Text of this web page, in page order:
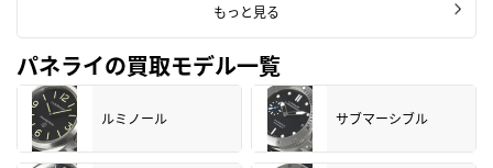
もっと見る
パネライの買取モデル一覧
ルミノール サブマーシブル